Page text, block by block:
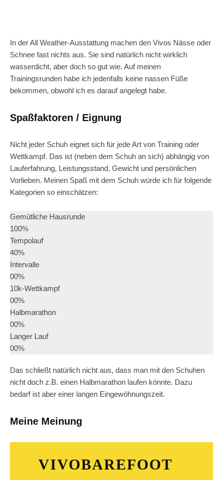
In der All Weather-Ausstattung machen den Vivos Nässe oder
Schnee fast nichts aus. Sie sind natürlich nicht wirklich
wasserdicht, aber doch so gut wie. Auf meinen
Trainingsrunden habe ich jedenfalls keine nassen Füße
bekommen, obwohl ich es darauf angelegt habe.
Spaßfaktoren / Eignung
Nicht jeder Schuh eignet sich für jede Art von Training oder
Wettkampf. Das ist (neben dem Schuh an sich) abhängig von
Lauferfahrung, Leistungsstand, Gewicht und persönlichen
Vorlieben. Meinen Spaß mit dem Schuh würde ich für folgende
Kategorien so einschätzen:
Gemütliche Hausrunde
100%
Tempolauf
40%
Intervalle
00%
10k-Wettkampf
00%
Halbmarathon
00%
Langer Lauf
00%
Das schließt natürlich nicht aus, dass man mit den Schuhen
nicht doch z.B. einen Halbmarathon laufen könnte. Dazu
bedarf ist aber einer langen Eingewöhnungszeit.
Meine Meinung
VIVOBAREFOOT